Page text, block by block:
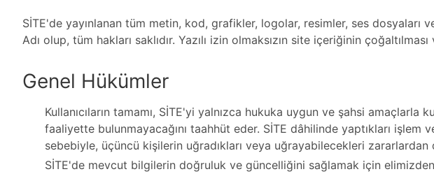
SİTE'de yayınlanan tüm metin, kod, grafikler, logolar, resimler, ses dosyaları
Adı olup, tüm hakları saklıdır. Yazılı izin olmaksızın site içeriğinin
Genel Hükümler
Kullanıcıların tamamı, SİTE'yi yalnızca hukuka uygun ve şahsi
faaliyette bulunmayacağını taahhüt eder. SİTE dâhilinde yaptıkları
sebebiyle, üçüncü kişilerin uğradıkları veya uğrayabilecekleri
SİTE'de mevcut bilgilerin doğruluk ve güncelliğini sağlamak için